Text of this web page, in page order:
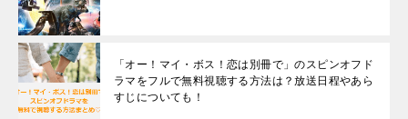
「オー！マイ・ボス！恋は別冊で」のスピンオフド
ラマをフルで無料視聴する方法は？放送日程やあら
すじについても！